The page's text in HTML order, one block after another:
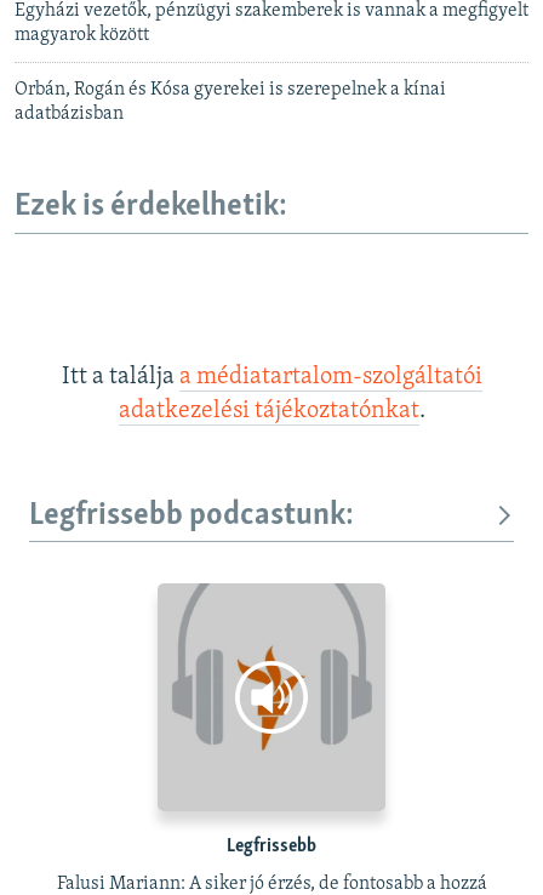
Egyházi vezetők, pénzügyi szakemberek is vannak a megfigyelt
magyarok között
Orbán, Rogán és Kósa gyerekei is szerepelnek a kínai
adatbázisban
Ezek is érdekelhetik:
Itt a találja a médiatartalom-szolgáltatói
adatkezelési tájékoztatónkat.
Legfrissebb podcastunk:
Legfrissebb
Falusi Mariann: A siker jó érzés, de fontosabb a hozzá